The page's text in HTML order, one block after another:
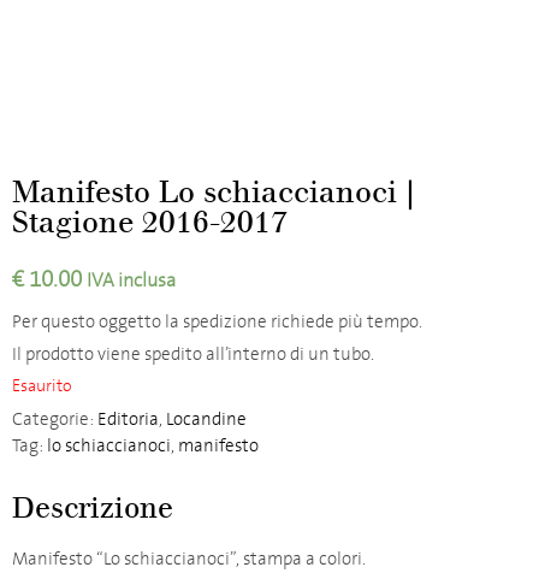
Manifesto Lo schiaccianoci |
Stagione 2016-2017
€10.00 IVA inclusa
Per questo oggetto la spedizione richiede più tempo.
Il prodotto viene spedito all’interno di un tubo.
Esaurito
Categorie: Editoria, Locandine
Tag: lo schiaccianoci, manifesto
Descrizione
Manifesto “Lo schiaccianoci”, stampa a colori.